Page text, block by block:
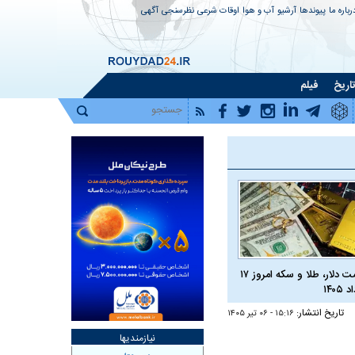
ما پیوندها آرشیو آب و هوا اوقات شرعی نظرسنجی آگهی
تاریخ فیلم
قیمت دلار، طلا و سکه امروز ۱۷
تاریخ انتشار: ۱۵:۱۶ - ۰۶ تير ۱۴۰۵
نیازمندیها